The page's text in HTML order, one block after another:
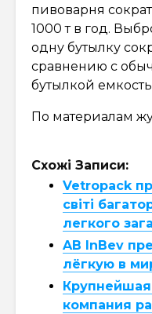
пивоварня
1000 т в год.
одну бутылку
сравнению с
бутылкой
По материалам
Схожі Записи:
Vetropack
світі
легкого
AB InBev
лёгкую в
компания